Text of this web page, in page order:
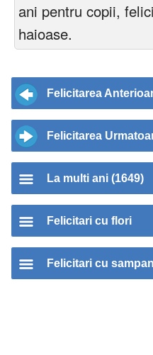
ani pentru copii,
haioase.
Felicitarea
Felicitarea
La multi ani (1649)
Felicitari cu flori
Felicitari cu